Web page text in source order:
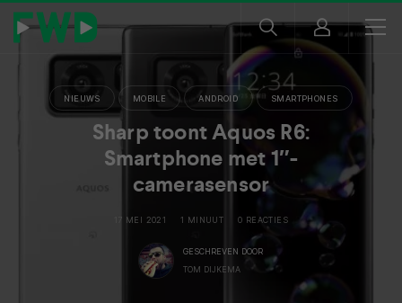
NIEUWS MOBILE ANDROID SMARTPHONES
Sharp toont Aquos R6:
Smartphone met 1″-
camerasensor
17 MEI 2021 1 MINUUT 0 REACTIES
GESCHREVEN DOOR
TOM DIJKEMA